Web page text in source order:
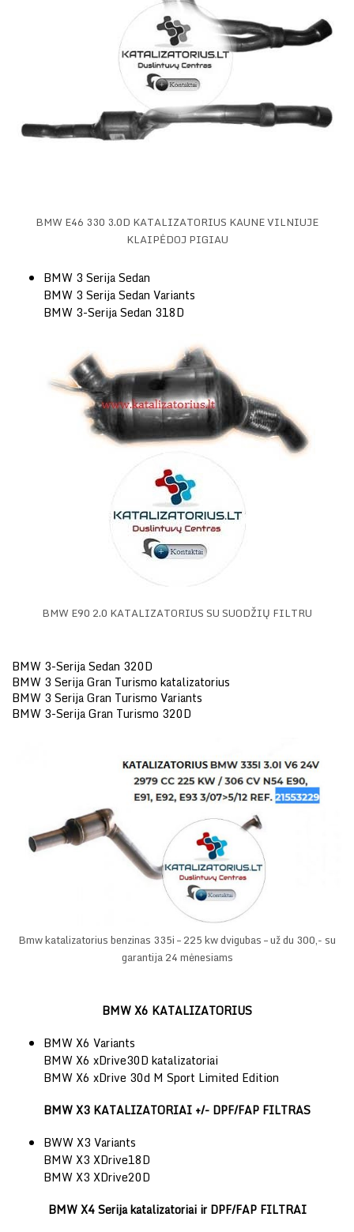
BMW E46 330 3.0D KATALIZATORIUS KAUNE VILNIUJE
KLAIPĖDOJ PIGIAU
BMW 3 Serija Sedan
BMW 3 Serija Sedan Variants
BMW 3-Serija Sedan 318D
BMW E90 2.0 KATALIZATORIUS SU SUODŽIŲ FILTRU
BMW 3-Serija Sedan 320D
BMW 3 Serija Gran Turismo katalizatorius
BMW 3 Serija Gran Turismo Variants
BMW 3-Serija Gran Turismo 320D
Bmw katalizatorius benzinas 335i – 225 kw dvigubas – už du 300,- su
garantija 24 mėnesiams
BMW X6 KATALIZATORIUS
BMW X6 Variants
BMW X6 xDrive30D katalizatoriai
BMW X6 xDrive 30d M Sport Limited Edition
BMW X3 KATALIZATORIAI +/- DPF/FAP FILTRAS
BWW X3 Variants
BMW X3 XDrive18D
BMW X3 XDrive20D
BMW X4 Serija katalizatoriai ir DPF/FAP FILTRAI